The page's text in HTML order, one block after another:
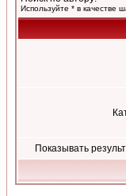
Используйте * в качестве
Показывать